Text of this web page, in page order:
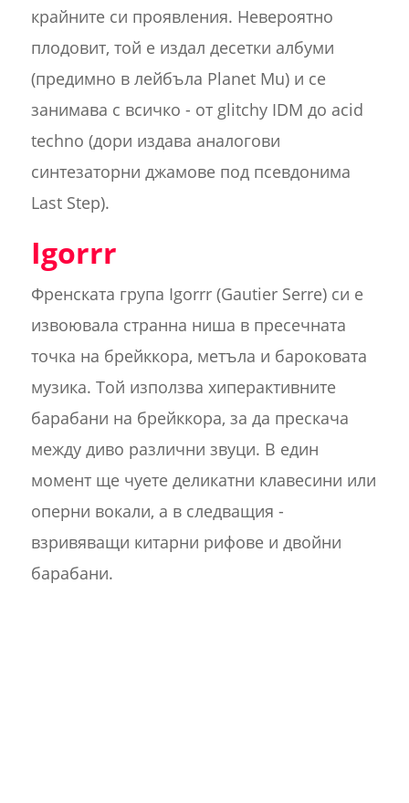
крайните си проявления. Невероятно
плодовит, той е издал десетки албуми
(предимно в лейбъла Planet Mu) и се
занимава с всичко - от glitchy IDM до acid
techno (дори издава аналогови
синтезаторни джамове под псевдонима
Last Step).
Igorrr
Френската група Igorrr (Gautier Serre) си е
извоювала странна ниша в пресечната
точка на брейккора, метъла и бароковата
музика. Той използва хиперактивните
барабани на брейккора, за да прескача
между диво различни звуци. В един
момент ще чуете деликатни клавесини или
оперни вокали, а в следващия -
взривяващи китарни рифове и двойни
барабани.